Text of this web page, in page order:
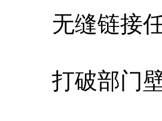
无缝链接任
打破部门壁